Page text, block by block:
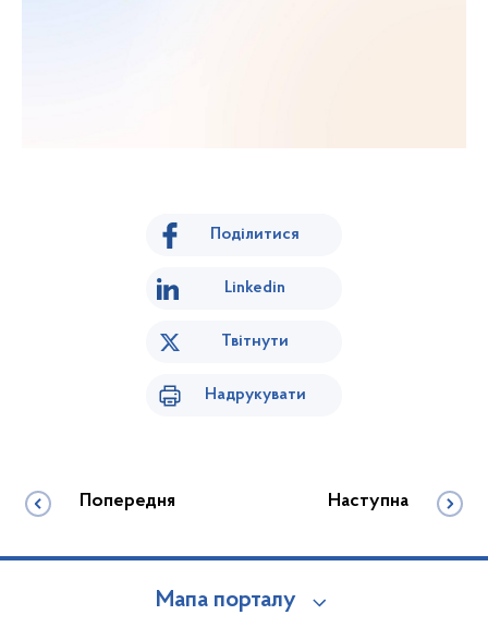
Поділитися
Linkedin
Твітнути
Надрукувати
Попередня Наступна
Мапа порталу